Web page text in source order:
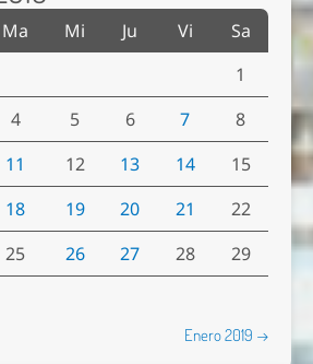
Ma Mi Ju Vi
Sa
1
4 5 6 7
8
11 12 13 14
15
18 19 20 21
22
25 26 27 28
29
Enero 2019 →